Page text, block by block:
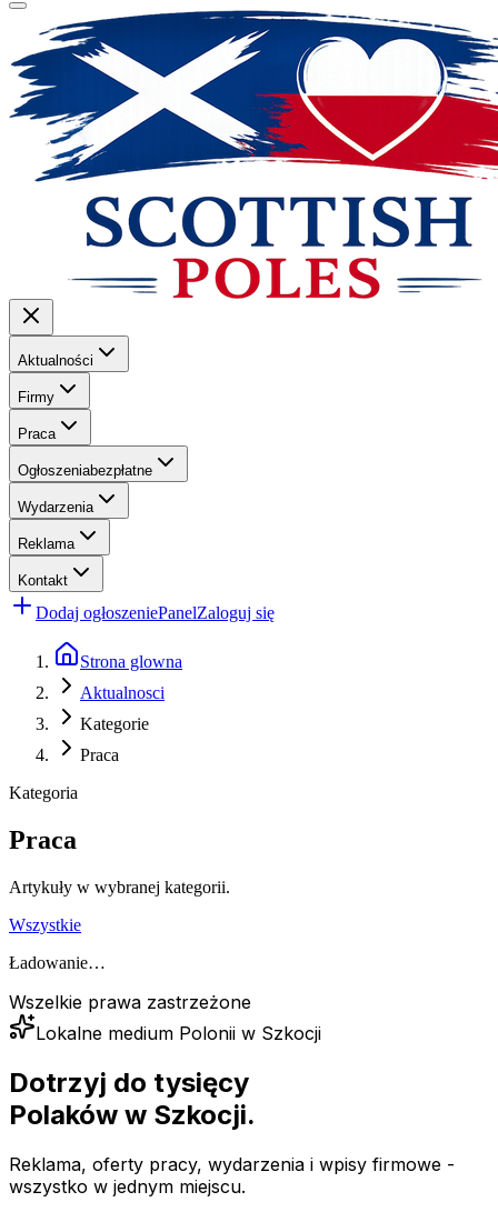
Aktualności
Firmy
Praca
Ogłoszeniabezpłatne
Wydarzenia
Reklama
Kontakt
Dodaj ogłoszeniePanelZaloguj się
Strona glowna
Aktualnosci
Kategorie
Praca
Kategoria
Praca
Artykuły w wybranej kategorii.
Wszystkie
Ładowanie…
Wszelkie prawa zastrzeżone
Lokalne medium Polonii w Szkocji
Dotrzyj do tysięcy
Polaków w Szkocji.
Reklama, oferty pracy, wydarzenia i wpisy firmowe -
wszystko w jednym miejscu.